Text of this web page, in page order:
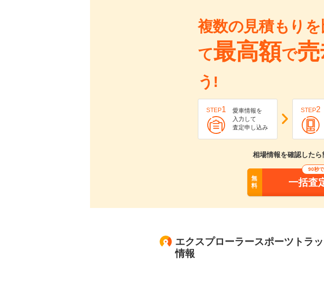
複数の見積もりを
て最高額で
う!
STEP1
愛車情報を
入力して
査定申し込み
STEP2
相場情報を確認したら
無
料
90秒
一括査
エクスプローラースポーツトラ
情報